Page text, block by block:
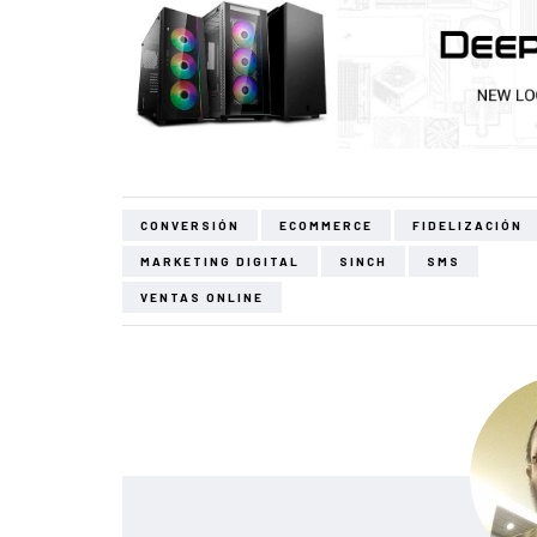
CONVERSIÓN ECOMMERCE FIDELIZACIÓN
MARKETING DIGITAL SINCH SMS
VENTAS ONLINE